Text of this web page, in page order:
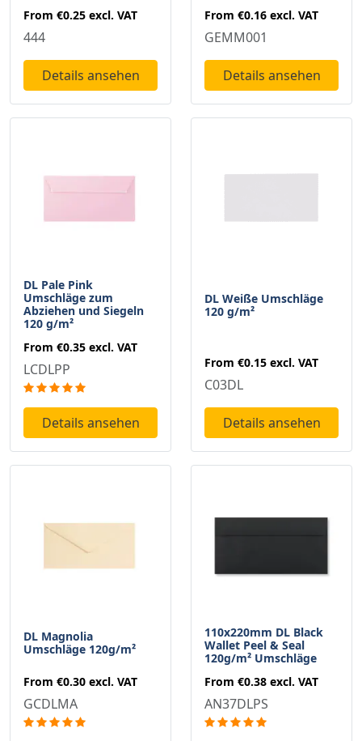
From €0.25 excl. VAT
444
Details ansehen
From €0.16 excl. VAT
GEMM001
Details ansehen
DL Pale Pink
Umschläge zum
Abziehen und Siegeln
120 g/m²
From €0.35 excl. VAT
LCDLPP
Details ansehen
DL Weiße Umschläge
120 g/m²
From €0.15 excl. VAT
C03DL
Details ansehen
DL Magnolia
Umschläge 120g/m²
From €0.30 excl. VAT
GCDLMA
110x220mm DL Black
Wallet Peel & Seal
120g/m² Umschläge
From €0.38 excl. VAT
AN37DLPS